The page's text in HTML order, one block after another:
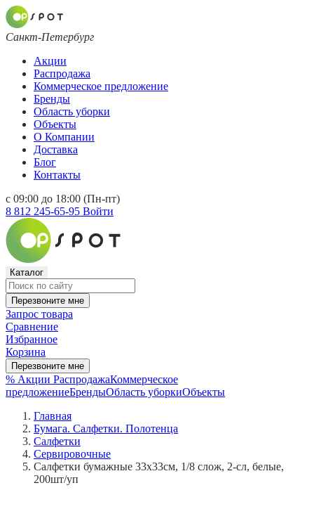
Санкт-Петербург
Акции
Распродажа
Коммерческое предложение
Бренды
Область уборки
Объекты
О Компании
Доставка
Блог
Контакты
с 09:00 до 18:00 (Пн-пт)
8 812 245-65-95 Войти
Каталог
Перезвоните мне
Запрос товара
Сравнение
Избранное
Корзина
Перезвоните мне
% Акции РаспродажаКоммерческое
предложениеБрендыОбласть уборкиОбъекты
Главная
Бумага. Салфетки. Полотенца
Салфетки
Сервировочные
Салфетки бумажные 33х33см, 1/8 слож, 2-сл, белые,
200шт/уп